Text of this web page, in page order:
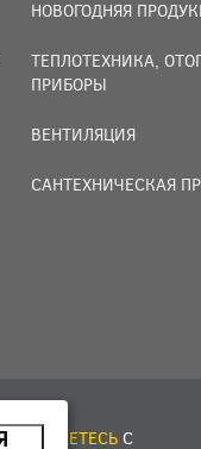
НОВОГОДНЯЯ
ТЕПЛОТЕХНИКА,
ПРИБОРЫ
ВЕНТИЛЯЦИЯ
САНТЕХНИЧЕСКАЯ
С